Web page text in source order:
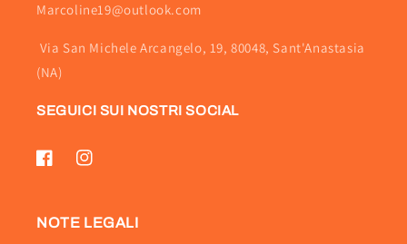
Marcoline19@outlook.com
Via San Michele Arcangelo, 19, 80048, Sant'Anastasia
(NA)
SEGUICI SUI NOSTRI SOCIAL
FacebookInstagram
NOTE LEGALI